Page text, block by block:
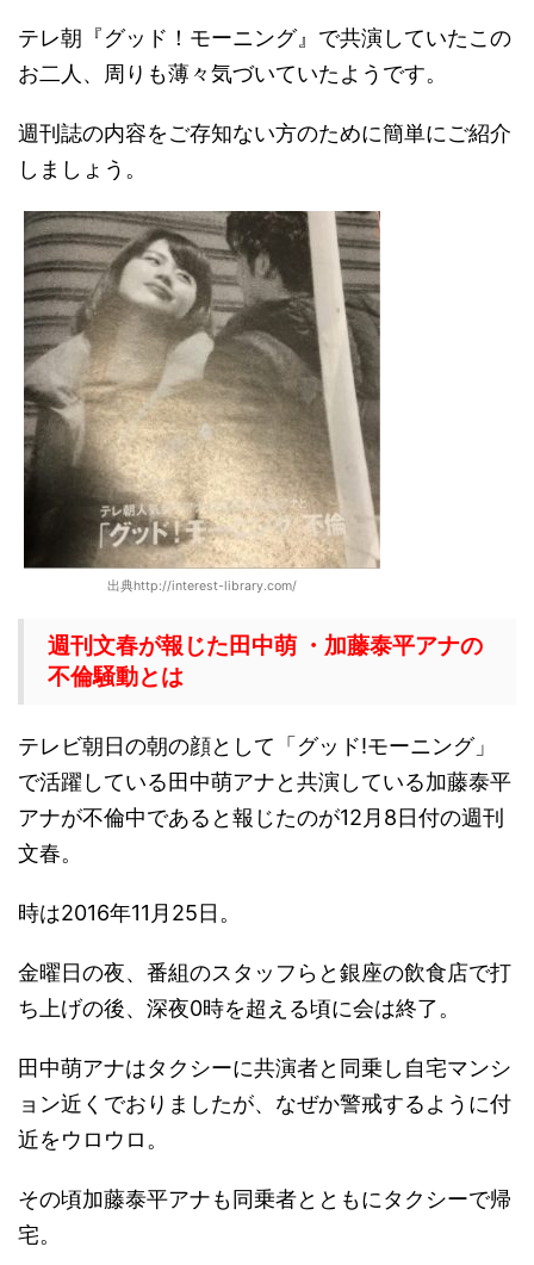
テレ朝『グッド！モーニング』で共演していたこの
お二人、周りも薄々気づいていたようです。
週刊誌の内容をご存知ない方のために簡単にご紹介
しましょう。
出典http://interest-library.com/
週刊文春が報じた田中萌 ・加藤泰平アナの
不倫騒動とは
テレビ朝日の朝の顔として「グッド!モーニング」
で活躍している田中萌アナと共演している加藤泰平
アナが不倫中であると報じたのが12月8日付の週刊
文春。
時は2016年11月25日。
金曜日の夜、番組のスタッフらと銀座の飲食店で打
ち上げの後、深夜0時を超える頃に会は終了。
田中萌アナはタクシーに共演者と同乗し自宅マンシ
ョン近くでおりましたが、なぜか警戒するように付
近をウロウロ。
その頃加藤泰平アナも同乗者とともにタクシーで帰
宅。